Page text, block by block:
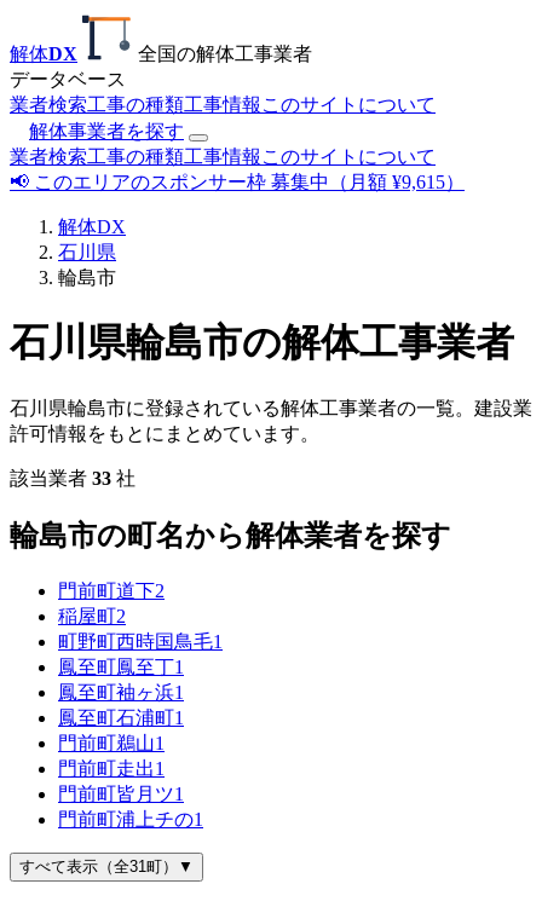
解体DX
全国の解体工事業者
データベース
業者検索工事の種類工事情報 このサイトについて
解体事業者を探す
業者検索工事の種類工事情報 このサイトについて
📢 このエリアのスポンサー枠 募集中（月額 ¥9,615）
解体DX
石川県
輪島市
石川県輪島市の解体工事業者
石川県輪島市に登録されている解体工事業者の一覧。建設業
許可情報をもとにまとめています。
該当業者 33 社
輪島市の町名から解体業者を探す
門前町道下2
稲屋町2
町野町西時国鳥毛1
鳳至町鳳至丁1
鳳至町袖ヶ浜1
鳳至町石浦町1
門前町鵜山1
門前町走出1
門前町皆月ツ1
門前町浦上チの1
すべて表示（全31町）▼